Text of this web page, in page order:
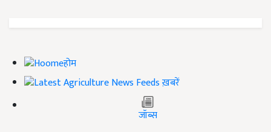
होम
ख़बरें
जॉब्स